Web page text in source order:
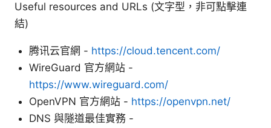
Useful resources and URLs (文字型，非可點擊連
結)
腾讯云官網 - https://cloud.tencent.com/
WireGuard 官方網站 -
https://www.wireguard.com/
OpenVPN 官方網站 - https://openvpn.net/
DNS 與隧道最佳實務 -